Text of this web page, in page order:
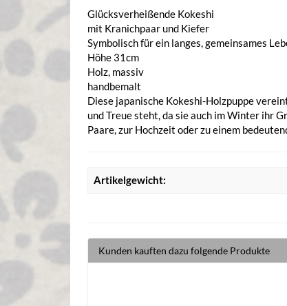
Glücksverheißende Kokeshi
mit Kranichpaar und Kiefer
Symbolisch für ein langes, gemeinsames
Höhe 31cm
Holz, massiv
handbemalt
Diese japanische Kokeshi-Holzpuppe
und Treue steht, da sie auch im Winter ihr
Paare, zur Hochzeit oder zu einem
Artikelgewicht:
Kunden kauften dazu folgende Produkte